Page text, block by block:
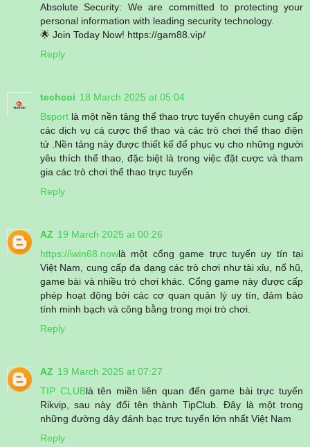
Absolute Security: We are committed to protecting your
personal information with leading security technology.
🌟 Join Today Now! https://gam88.vip/
Reply
techcoi 18 March 2025 at 05:04
Bsport là một nền tảng thể thao trực tuyến chuyên cung cấp
các dịch vụ cá cược thể thao và các trò chơi thể thao điện
tử .Nền tảng này được thiết kế để phục vụ cho những người
yêu thích thể thao, đặc biệt là trong việc đặt cược và tham
gia các trò chơi thể thao trực tuyến
Reply
AZ 19 March 2025 at 00:26
https://iwin68.nowlà một cổng game trực tuyến uy tín tại
Việt Nam, cung cấp đa dạng các trò chơi như tài xỉu, nổ hũ,
game bài và nhiều trò chơi khác. Cổng game này được cấp
phép hoạt động bởi các cơ quan quản lý uy tín, đảm bảo
tính minh bạch và công bằng trong mọi trò chơi.
Reply
AZ 19 March 2025 at 07:27
TIP CLUBlà tên miền liên quan đến game bài trực tuyến
Rikvip, sau này đổi tên thành TipClub. Đây là một trong
những đường dây đánh bạc trực tuyến lớn nhất Việt Nam
Reply